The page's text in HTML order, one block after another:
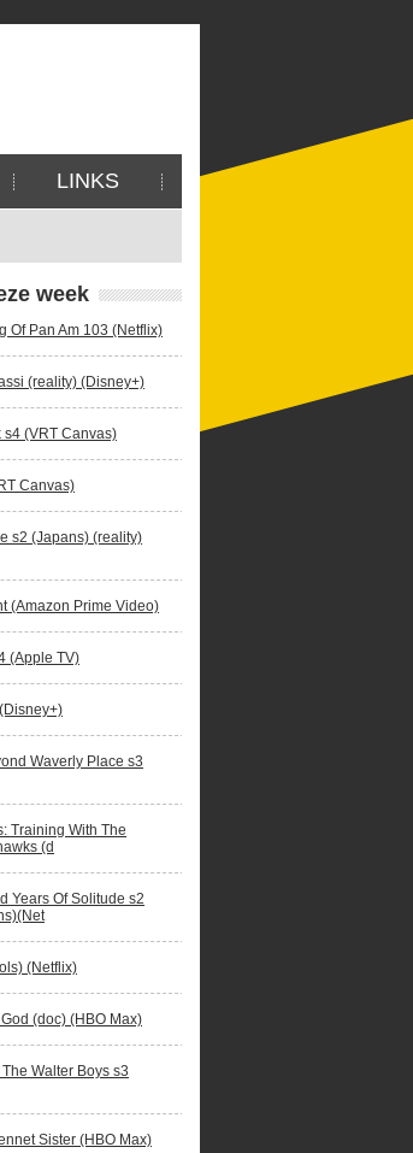
LINKS
week
Of Pan Am 103 (Netflix)
(reality) (Disney+)
s4 (VRT Canvas)
Canvas)
s2 (Japans) (reality)
(Amazon Prime Video)
(Apple TV)
Waverly Place s3
Training With The
(d
Years Of Solitude s2
(Netflix)
(doc) (HBO Max)
Walter Boys s3
Sister (HBO Max)